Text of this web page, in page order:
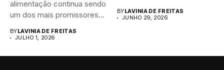
alimentação continua sendo
um dos mais promissores
BYLAVINIA DE FREITAS
JULHO 1, 2026
BYLAVINIA DE FREITAS
JUNHO 29, 2026